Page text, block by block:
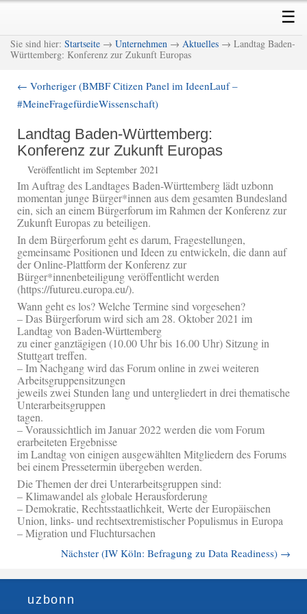
Skip
primary
content
Skip
secondary
content
☰
Sie sind hier: Startseite → Unternehmen → Aktuelles → Landtag Baden-
Württemberg: Konferenz zur Zukunft Europas
Post
navigation
← Vorheriger (BMBF Citizen Panel im IdeenLauf –
#MeineFragefürdieWissenschaft)
Landtag Baden-Württemberg:
Konferenz zur Zukunft Europas
Veröffentlicht im September 2021
Im Auftrag des Landtages Baden-Württemberg lädt uzbonn
momentan junge Bürger*innen aus dem gesamten Bundesland
ein, sich an einem Bürgerforum im Rahmen der Konferenz zur
Zukunft Europas zu beteiligen.
In dem Bürgerforum geht es darum, Fragestellungen,
gemeinsame Positionen und Ideen zu entwickeln, die dann auf
der Online-Plattform der Konferenz zur
Bürger*innenbeteiligung veröffentlicht werden
(https://futureu.europa.eu/).
Wann geht es los? Welche Termine sind vorgesehen?
– Das Bürgerforum wird sich am 28. Oktober 2021 im
Landtag von Baden-Württemberg
zu einer ganztägigen (10.00 Uhr bis 16.00 Uhr) Sitzung in
Stuttgart treffen.
– Im Nachgang wird das Forum online in zwei weiteren
Arbeitsgruppensitzungen
jeweils zwei Stunden lang und untergliedert in drei thematische
Unterarbeitsgruppen
tagen.
– Voraussichtlich im Januar 2022 werden die vom Forum
erarbeiteten Ergebnisse
im Landtag von einigen ausgewählten Mitgliedern des Forums
bei einem Pressetermin übergeben werden.
Die Themen der drei Unterarbeitsgruppen sind:
– Klimawandel als globale Herausforderung
– Demokratie, Rechtsstaatlichkeit, Werte der Europäischen
Union, links- und rechtsextremistischer Populismus in Europa
– Migration und Fluchtursachen
Nächster (IW Köln: Befragung zu Data Readiness) →
uzbonn